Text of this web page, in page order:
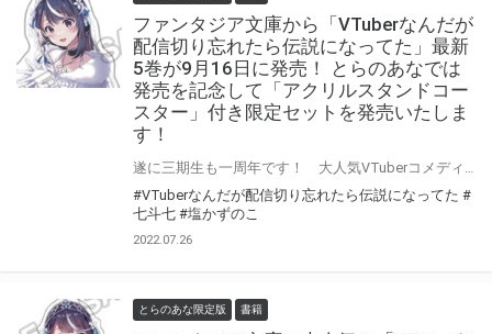
ファンタジア文庫から「VTuberなんだが
配信切り忘れたら伝説になってた」最新
5巻が9月16日に発売！ とらのあなでは
発売を記念して「アクリルスタンドコー
スター」付き限定セットを発売いたしま
す！
#VTuberなんだが配信切り忘れたら伝説になってた #
七斗七 #塩かずのこ
2022.07.26
とらのあな限定版 書籍